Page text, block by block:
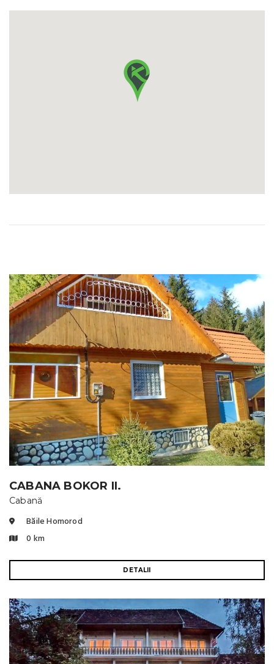
CABANA BOKOR II.
Cabană
Băile Homorod
0 km
DETALII